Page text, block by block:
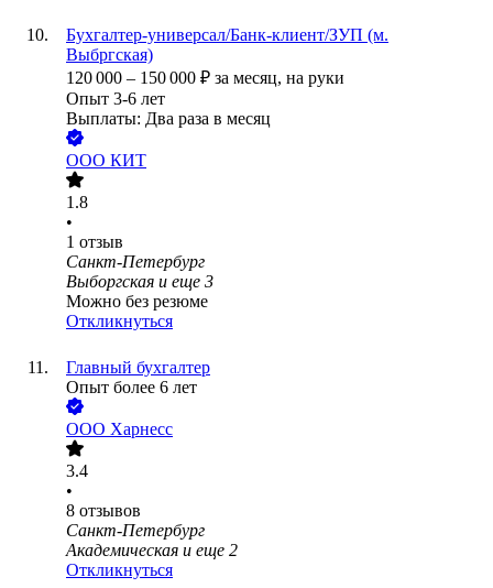
Бухгалтер-универсал/Банк-клиент/ЗУП (м.
Выбргская)
120 000 – 150 000 ₽ за месяц, на руки
Опыт 3-6 лет
Выплаты: Два раза в месяц
ООО КИТ
1.8
•
1 отзыв
Санкт-Петербург
Выборгская и еще 3
Можно без резюме
Откликнуться
Главный бухгалтер
Опыт более 6 лет
ООО Харнесс
3.4
•
8 отзывов
Санкт-Петербург
Академическая и еще 2
Откликнуться